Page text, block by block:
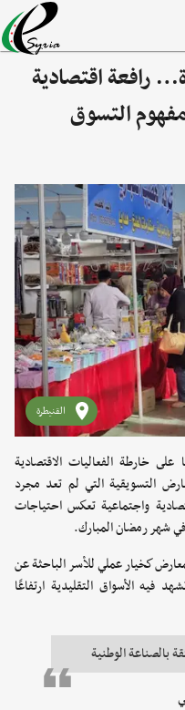
رافعة اقتصادية
التسوق
القنيطرة
خارطة الفعاليات الاقتصادية
التسويقية التي لم تعد مجرد
واجتماعية تعكس احتياجات
شهر رمضان المبارك.
كخيار عملي للأسر الباحثة عن
الأسواق التقليدية ارتفاعًا
بالصناعة الوطنية